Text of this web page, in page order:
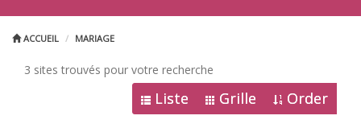
ACCUEIL MARIAGE
3 sites trouvés pour votre recherche
Liste Grille Order